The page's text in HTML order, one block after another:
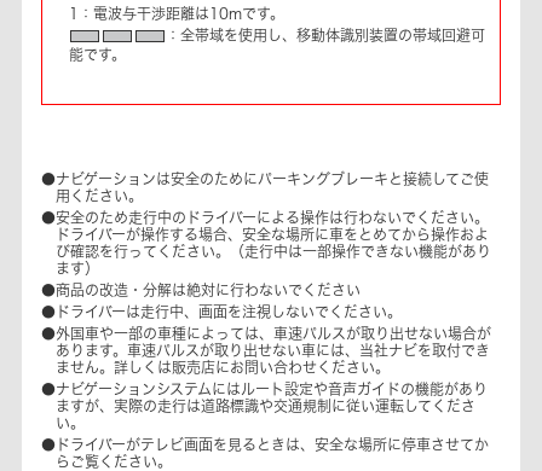
1：電波与干渉距離は10mです。
：全帯域を使用し、移動体識別装置の帯域回避可
能です。
●ナビゲーションは安全のためにパーキングブレーキと接続してご使
用ください。
●安全のため走行中のドライバーによる操作は行わないでください。
ドライバーが操作する場合、安全な場所に車をとめてから操作およ
び確認を行ってください。（走行中は一部操作できない機能があり
ます）
●商品の改造・分解は絶対に行わないでください
●ドライバーは走行中、画面を注視しないでください。
●外国車や一部の車種によっては、車速パルスが取り出せない場合が
あります。車速パルスが取り出せない車には、当社ナビを取付でき
ません。詳しくは販売店にお問い合わせください。
●ナビゲーションシステムにはルート設定や音声ガイドの機能があり
ますが、実際の走行は道路標識や交通規制に従い運転してくださ
い。
●ドライバーがテレビ画面を見るときは、安全な場所に停車させてか
らご覧ください。